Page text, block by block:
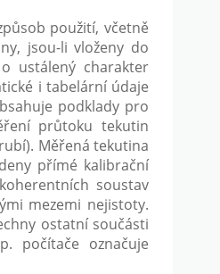
použití, včetně
jsou-li vloženy do
ustálený charakter
i tabelární údaje
podklady pro
průtoku tekutin
Měřená tekutina
přímé kalibrační
soustav
mezemi nejistoty.
ostatní součásti
počítače označuje